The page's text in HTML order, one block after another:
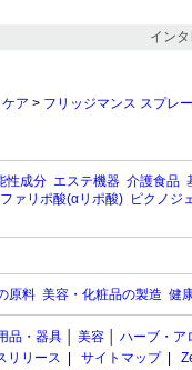
イン
ア > フリッジマンス スプレー
性成分 エステ機器 介護食品
ァリポ酸(αリポ酸) ピクノジ
原料 美容・化粧品の製造 健
品・器具 美容 ハーブ・ア
リリース サイトマップ|